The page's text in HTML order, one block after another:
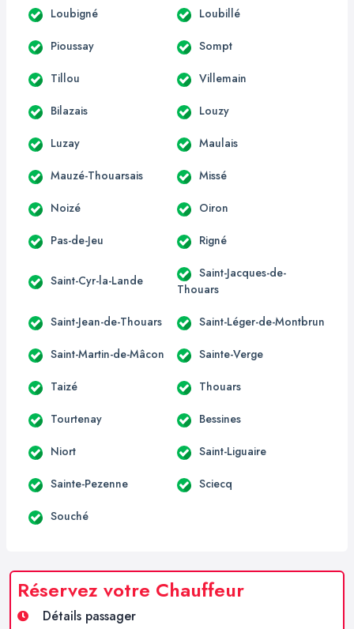
Loubigné Loubillé
Pioussay Sompt
Tillou Villemain
Bilazais Louzy
Luzay Maulais
Mauzé-Thouarsais Missé
Noizé Oiron
Pas-de-Jeu Rigné
Saint-Cyr-la-Lande
Saint-Jacques-de-
Thouars
Saint-Jean-de-Thouars Saint-Léger-de-Montbrun
Saint-Martin-de-Mâcon Sainte-Verge
Taizé Thouars
Tourtenay Bessines
Niort Saint-Liguaire
Sainte-Pezenne Sciecq
Souché
Réservez votre Chauffeur
Détails passager